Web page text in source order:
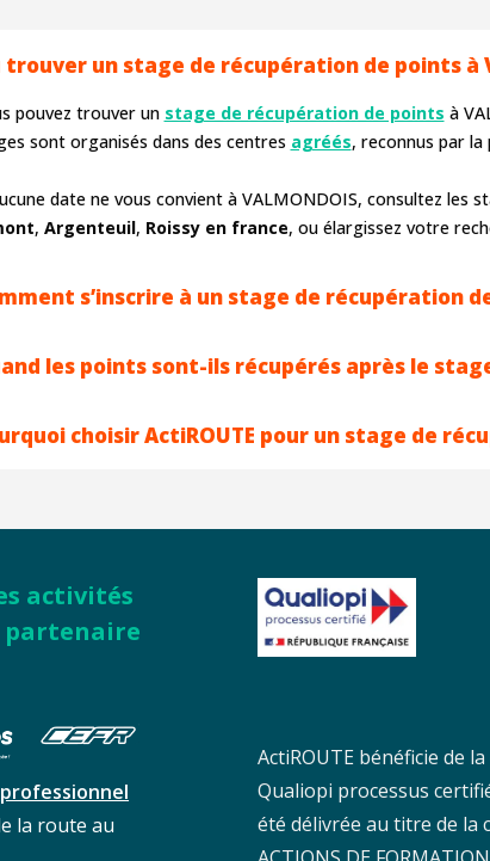
trouver un stage de récupération de points à
pouvez trouver un stage de récupération de points à
sont organisés dans des centres agréés, reconnus par
date ne vous convient à VALMONDOIS, consultez les
, Argenteuil, Roissy en france, ou élargissez votre
s’inscrire à un stage de récupération
les points sont-ils récupérés après le
choisir ActiROUTE pour un stage de
activités
partenaire
la route au
ActiROUTE bénéficie de
Qualiopi processus
été délivrée au titre de la